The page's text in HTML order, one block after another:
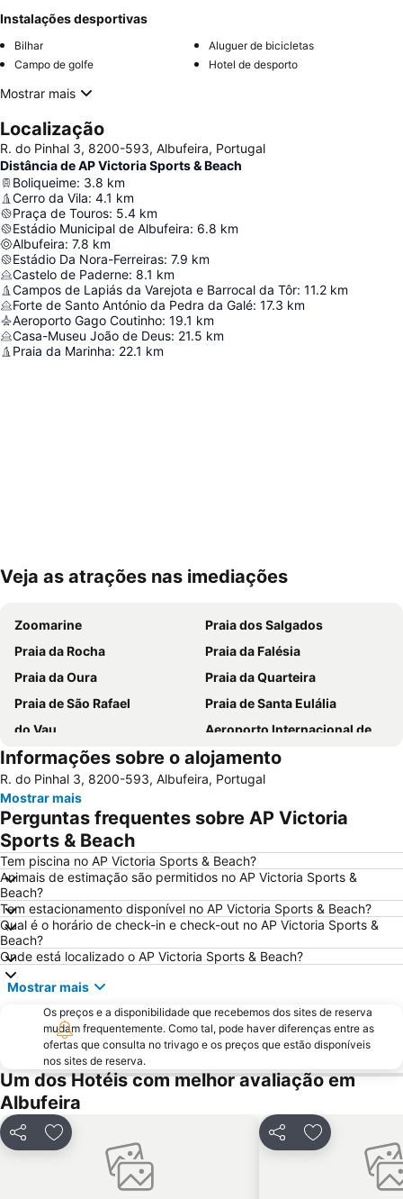
Instalações desportivas
Bilhar
Aluguer de bicicletas
Campo de golfe
Hotel de desporto
Mostrar mais
Localização
R. do Pinhal 3, 8200-593, Albufeira, Portugal
Distância de AP Victoria Sports & Beach
Boliqueime: 3.8 km
Cerro da Vila: 4.1 km
Praça de Touros: 5.4 km
Estádio Municipal de Albufeira: 6.8 km
Albufeira: 7.8 km
Estádio Da Nora-Ferreiras: 7.9 km
Castelo de Paderne: 8.1 km
Campos de Lapiás da Varejota e Barrocal da Tôr: 11.2 km
Forte de Santo António da Pedra da Galé: 17.3 km
Aeroporto Gago Coutinho: 19.1 km
Casa-Museu João de Deus: 21.5 km
Praia da Marinha: 22.1 km
Ampliar mapa
Veja as atrações nas imediações
Zoomarine
Praia dos Salgados
Praia da Rocha
Praia da Falésia
Praia da Oura
Praia da Quarteira
Praia de São Rafael
Praia de Santa Eulália
do Vau
Aeroporto Internacional de Faro - Gago Coutinho
Praia da Galé
slide & splash
Praia dos Pescadores
Autodrómo Internacional Algarve
Vilamoura Marina
Praia da Ilha da Armona
Balaia Golf Village
Praia do Barril
de Armação de Pera
Meia Praia
Aldeia das Açoteias
Montechoro
Fuseta(Mar) Beach
De Vilamoura
Marina de Portimão
Estádio Algarve
Praia do Carvoeiro
Marina de Albufeira
AlgarveShopping
Praia da Ilha do Farol
Praia Dona Ana
Do Alvor
Ferreiras
Aqualand Algarve
Areias de São João
Praia de Três Irmãos
Praia de Porto de Mós
Marina de Lagos
Informações sobre o alojamento
R. do Pinhal 3, 8200-593, Albufeira, Portugal
Mostrar mais
Perguntas frequentes sobre AP Victoria
Sports & Beach
Tem piscina no AP Victoria Sports & Beach?
Animais de estimação são permitidos no AP Victoria Sports &
Beach?
Tem estacionamento disponível no AP Victoria Sports & Beach?
Qual é o horário de check-in e check-out no AP Victoria Sports &
Beach?
Onde está localizado o AP Victoria Sports & Beach?
Mostrar mais
Os preços e a disponibilidade que recebemos dos sites de reserva
mudam frequentemente. Como tal, pode haver diferenças entre as
ofertas que consulta no trivago e os preços que estão disponíveis
nos sites de reserva.
Um dos Hotéis com melhor avaliação em
Albufeira
PartilharAdicionar aos favoritos PartilharAdicionar